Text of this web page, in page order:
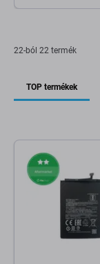
22-ból 22 termék
TOP termékek